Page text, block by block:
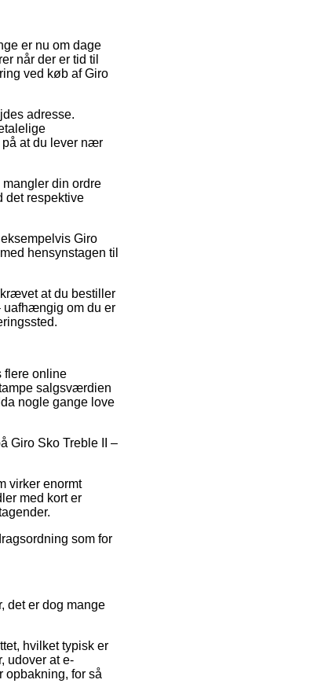
er nu om dage
når der er tid til
ved køb af Giro
adresse.
på at du lever nær
din ordre
det respektive
Giro
hensynstagen til
at du bestiller
uafhængig om du er
flere online
salgsværdien
nogle gange love
Giro Sko Treble II –
virker enormt
med kort er
som for
det er dog mange
hvilket typisk er
udover at e-
opbakning, for så